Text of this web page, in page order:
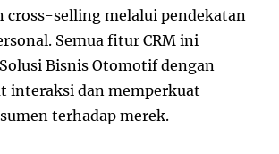
cross-selling melalui pendekatan
Semua fitur CRM ini
Bisnis Otomotif dengan
interaksi dan memperkuat
terhadap merek.